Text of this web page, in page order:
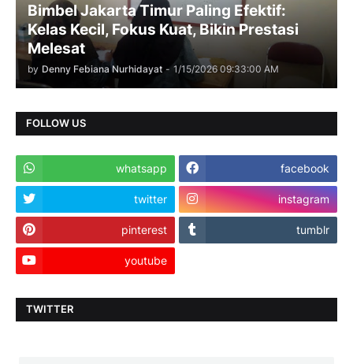
Bimbel Jakarta Timur Paling Efektif:
Kelas Kecil, Fokus Kuat, Bikin Prestasi
Melesat
by Denny Febiana Nurhidayat - 1/15/2026 09:33:00 AM
FOLLOW US
whatsapp facebook
twitter instagram
pinterest tumblr
youtube
TWITTER